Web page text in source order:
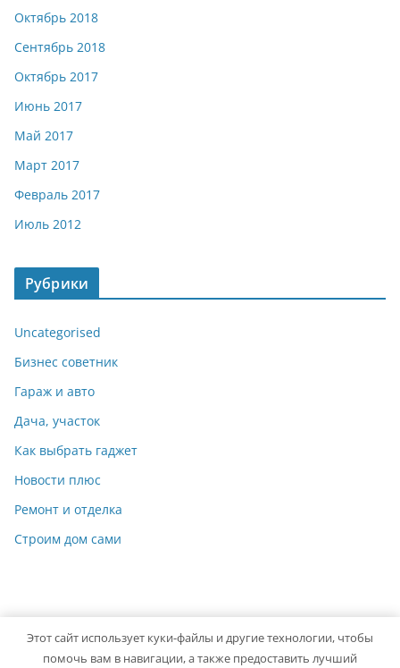
Октябрь 2018
Сентябрь 2018
Октябрь 2017
Июнь 2017
Май 2017
Март 2017
Февраль 2017
Июль 2012
Рубрики
Uncategorised
Бизнес советник
Гараж и авто
Дача, участок
Как выбрать гаджет
Новости плюс
Ремонт и отделка
Строим дом сами
Copyright © 2026 Мастер на Все Руки. Powered byColorMag
Этот сайт использует куки-файлы и другие технологии, чтобы
помочь вам в навигации, а также предоставить лучший